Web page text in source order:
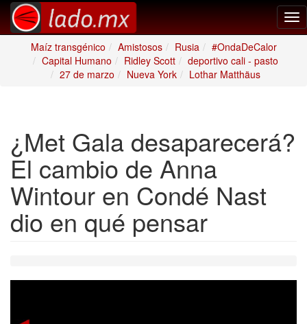
Maíz transgénico
Amistosos Rusia
#OndaDeCalor
Capital Humano
Ridley Scott
deportivo cali - pasto
27 de marzo
Nueva York Lothar Matthäus
¿Met Gala desaparecerá?
El cambio de Anna
Wintour en Condé Nast
dio en qué pensar